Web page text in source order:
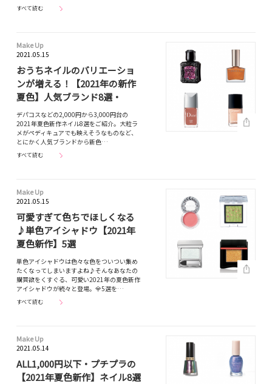
すべて読む
Make Up
2021.05.15
おうちネイルのバリエーショ
ンが増える！【2021年の新作
夏色】人気ブランド8選・
デパコスなどの2,000円から3,000円台の
2021年夏色新作ネイル8選をご紹介。大粒ラ
メがペディキュアでも映えそうなものなど、
とにかく人気ブランドから新色…
すべて読む
Make Up
2021.05.15
可愛すぎて色ちでほしくなる
♪単色アイシャドウ【2021年
夏色新作】5選
単色アイシャドウは色々な色をついつい集め
たくなってしまいますよね♪そんなあなたの
購買欲をくすぐる、可愛い2021年の夏色新作
アイシャドウが続々と登場。全5選を…
すべて読む
Make Up
2021.05.14
ALL1,000円以下・プチプラの
【2021年夏色新作】ネイル8選